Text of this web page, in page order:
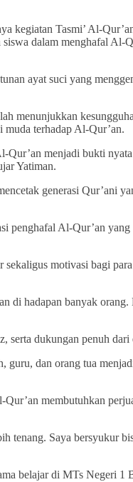
kegiatan Tasmi’ Al-
dalam menghafal Al-
ayat suci yang
menunjukkan
muda terhadap Al-Qur’an.
menjadi bukti
Yatiman.
generasi Qur’ani
penghafal Al-Qur’an
motivasi bagi
di hadapan banyak
serta dukungan penuh
guru, dan orang tua
membutuhkan
tenang. Saya bersyukur
belajar di MTs Negeri 1